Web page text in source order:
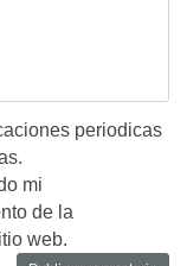
periodicas
mi
de la
web.